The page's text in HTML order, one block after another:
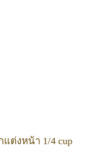
ต่งหน้า 1/4 cup